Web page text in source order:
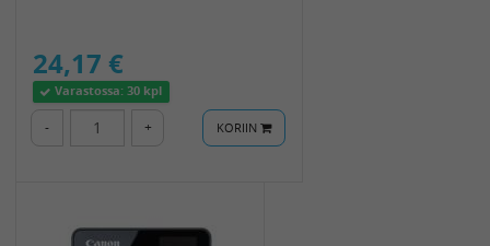
24,17 €
Varastossa:30 kpl
- + KORIIN